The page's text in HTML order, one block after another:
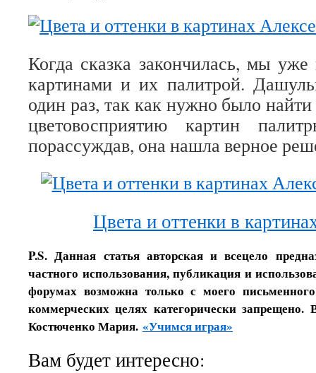
Когда сказка закончилась, мы
картинами и их палитрой.
один раз, так как нужно было
цветовосприятию картин
порассуждав, она нашла верное
Цвета и оттенки в
P.S. Данная статья авторская и всецело
частного использования, публикация и
форумах возможна только с моего
коммерческих целях категорически
Костюченко Мария. «Учимся играя»
Вам будет интересно: